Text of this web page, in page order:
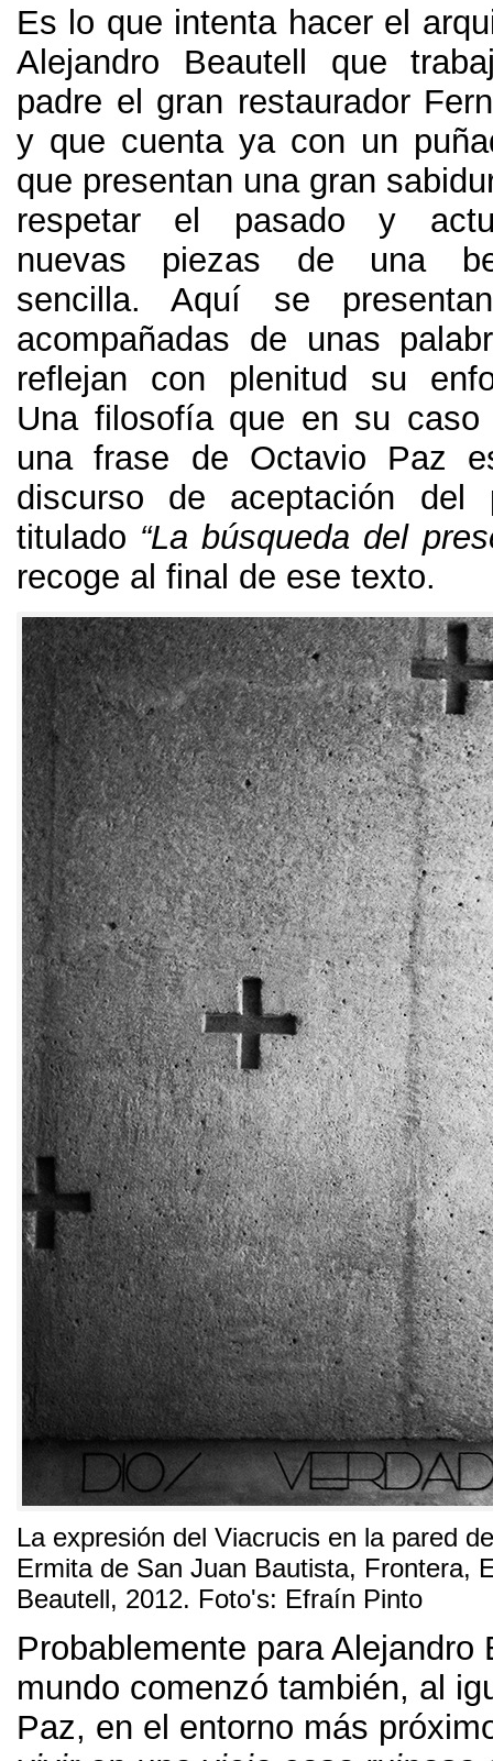
Es lo que intenta hacer el
Alejandro Beautell que
padre el gran restaurador
y que cuenta ya con un
que presentan una gran
respetar el pasado y
nuevas piezas de una
sencilla.Aquí se
acompañadas de unas
reflejan con plenitud su
Una filosofía que en su
una frase de Octavio Paz
discurso de aceptación del
titulado “La búsqueda del
recoge al final de ese texto.
La expresión del Viacrucis en la pared
Ermita de San Juan Bautista, Frontera,
Beautell, 2012. Foto's: Efraín Pinto
Probablemente para Alejandro
mundo comenzó también, al
Paz, en el entorno más